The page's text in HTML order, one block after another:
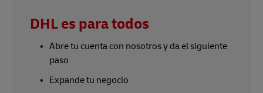
DHL es para todos
Abre tu cuenta con nosotros y da el siguiente
paso
Expande tu negocio